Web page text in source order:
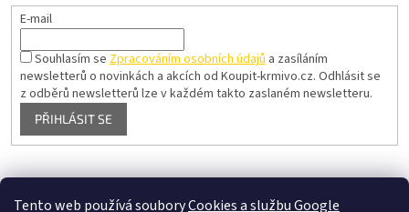
Tento web používá souboryCookies a službu Google
E-mail
Souhlasím se Zpracováním osobních údajů a zasíláním
newsletterů o novinkách a akcích od Koupit-krmivo.cz. Odhlásit se
z odběrů newsletterů lze v každém takto zaslaném newsletteru.
PŘIHLÁSIT SE